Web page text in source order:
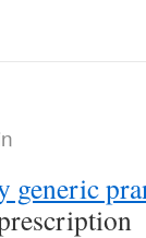
generic